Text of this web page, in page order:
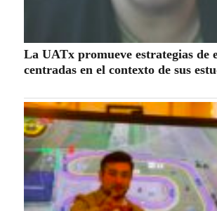
La UATx promueve estrategias de
centradas en el contexto de sus